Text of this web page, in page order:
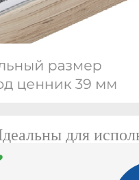
для